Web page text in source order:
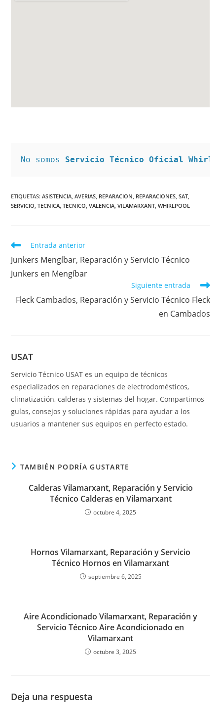
No somos Servicio Técnico Oficial
ETIQUETAS:ASISTENCIA AVERIAS REPARACION REPARACIONES SAT
SERVICIO TECNICA TECNICO VALENCIA VILAMARXANT WHIRLPOOL
Leer
más
artículos
Entrada anterior
Junkers Mengíbar, Reparación y Servicio Técnico
Junkers en Mengíbar
Siguiente entrada
Fleck Cambados, Reparación y Servicio Técnico Fleck
en Cambados
USAT
Servicio Técnico USAT es un equipo de técnicos
especializados en reparaciones de electrodomésticos,
climatización, calderas y sistemas del hogar. Compartimos
guías, consejos y soluciones rápidas para ayudar a los
usuarios a mantener sus equipos en perfecto estado.
TAMBIÉN PODRÍA GUSTARTE
Calderas Vilamarxant, Reparación y Servicio
Técnico Calderas en Vilamarxant
octubre 4, 2025
Hornos Vilamarxant, Reparación y Servicio
Técnico Hornos en Vilamarxant
septiembre 6, 2025
Aire Acondicionado Vilamarxant, Reparación y
Servicio Técnico Aire Acondicionado en
Vilamarxant
octubre 3, 2025
Deja una respuesta